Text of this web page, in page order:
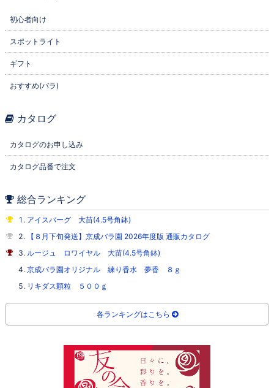
初心者向け
スポットライト
ギフト
おすすめ(バラ)
カタログ
カタログのお申し込み
カタログ品番で注文
総合ランキング
アイスバーグ 大苗(4.5号角鉢)
【８月下旬発送】京成バラ園 2026年度版 通販カタログ
ルージュ ロワイヤル 大苗(4.5号角鉢)
京成バラ園オリジナル 練り香水 夢香 ８ｇ
リキダス顆粒 ５００ｇ
各ランキングはこちら